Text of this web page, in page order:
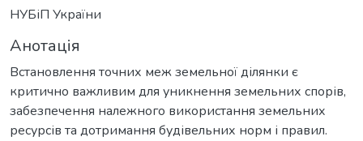
НУБіП України
Анотація
Встановлення точних меж земельної ділянки є
критично важливим для уникнення земельних спорів,
забезпечення належного використання земельних
ресурсів та дотримання будівельних норм і правил.